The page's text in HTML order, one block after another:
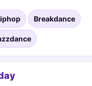
Breakdance